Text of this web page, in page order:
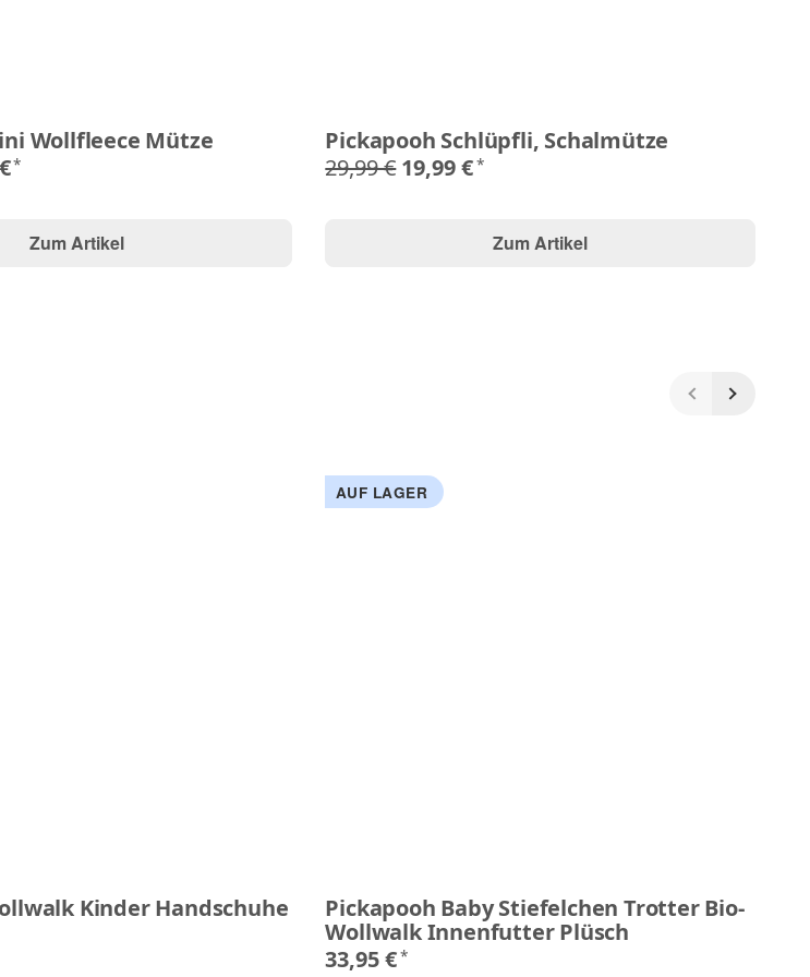
Wollfleece Mütze
*
Zum Artikel
Pickapooh Schlüpfli, Schalmütze
29,99 € 19,99 €*
Zum Artikel
Kinder Handschuhe
AUF LAGER
Pickapooh Baby Stiefelchen Trotter Bio-
Wollwalk Innenfutter Plüsch
33,95 €*